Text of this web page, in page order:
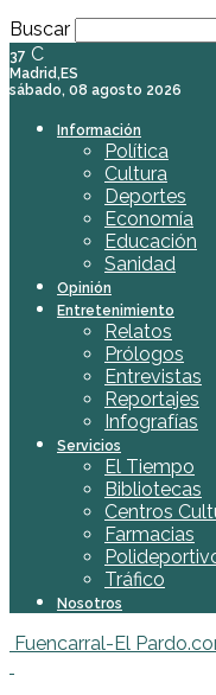
Buscar
37 C
Madrid,ES
sábado, 08 agosto 2026
Información
Política
Cultura
Deportes
Economía
Educación
Sanidad
Opinión
Entretenimiento
Relatos
Prólogos
Entrevistas
Reportajes
Infografías
Servicios
El Tiempo
Bibliotecas
Centros
Farmacias
Tráfico
Nosotros
Fuencarral-El